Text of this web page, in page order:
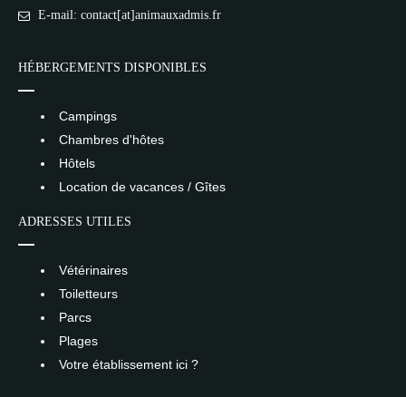
E-mail: contact[at]animauxadmis.fr
HÉBERGEMENTS DISPONIBLES
Campings
Chambres d'hôtes
Hôtels
Location de vacances / Gîtes
ADRESSES UTILES
Vétérinaires
Toiletteurs
Parcs
Plages
Votre établissement ici ?